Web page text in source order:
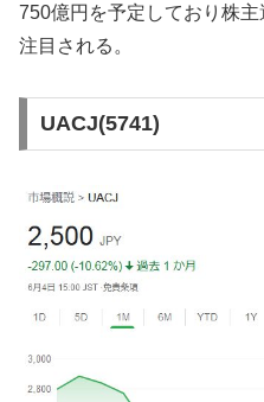
750億円を予定しており株
注目される。
UACJ(5741)